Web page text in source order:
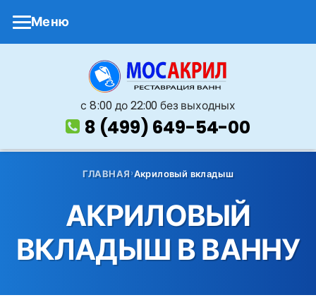
Меню
с 8 :00 до 22:00 без выходных
8 (499) 649-54-00
ГЛАВНАЯ Акриловый вкладыш
АКРИЛОВЫЙ
ВКЛАДЫШ В ВАННУ